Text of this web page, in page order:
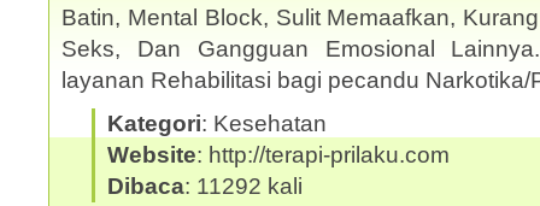
Batin, Mental Block, Sulit Memaafkan,
Seks, Dan Gangguan Emosional
layanan Rehabilitasi bagi pecandu
Kategori: Kesehatan
Website: http://terapi-prilaku.com
Dibaca: 11292 kali